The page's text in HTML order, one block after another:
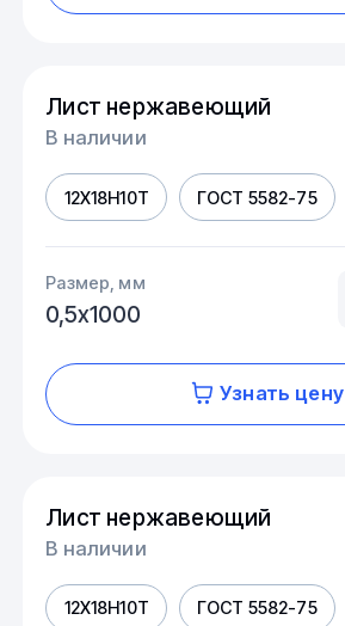
Лист нержавеющий
В наличии
12Х18Н10Т ГОСТ 5582-75
Размер, мм
0,5х1000
Узнать цену
Лист нержавеющий
В наличии
12Х18Н10Т ГОСТ 5582-75